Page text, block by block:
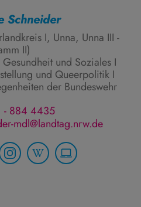
Schneider
I, Unna, Unna III -
II)
und Soziales I
und Queerpolitik I
der Bundeswehr
- 884 4435
mdl@landtag.nrw.de